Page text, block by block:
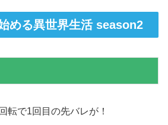
める異世界生活 season2
転で1回目の先バレが！